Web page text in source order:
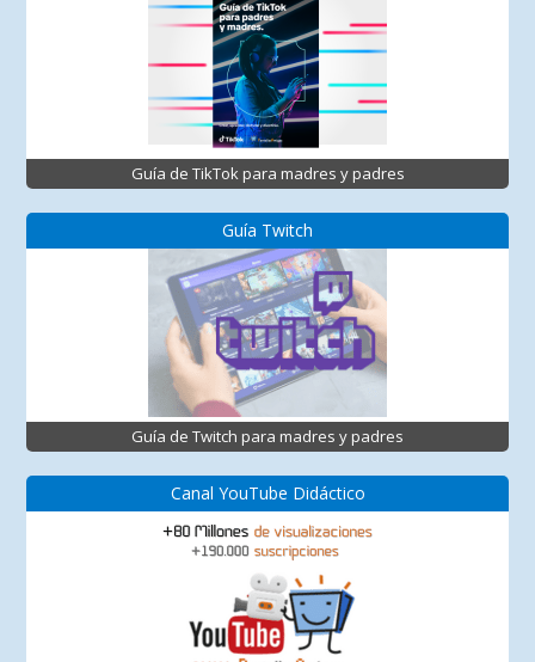
Guía de TikTok para madres y padres
Guía Twitch
Guía de Twitch para madres y padres
Canal YouTube Didáctico